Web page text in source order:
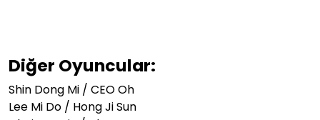
Diğer Oyuncular:
Shin Dong Mi / CEO Oh
Lee Mi Do / Hong Ji Sun